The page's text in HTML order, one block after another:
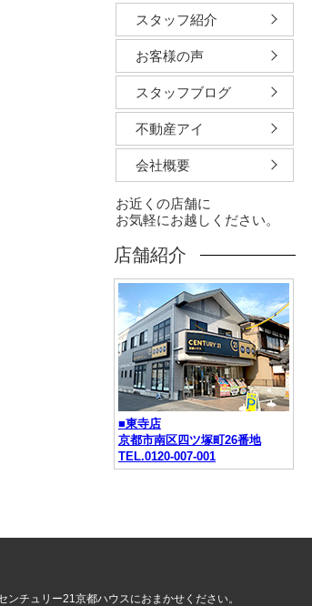
スタッフ紹介
お客様の声
スタッフブログ
不動産アイ
会社概要
お近くの店舗に
お気軽にお越しください。
店舗紹介
■東寺店
京都市南区四ツ塚町26番地
TEL.0120-007-001
チュリー21京都ハウスにおまかせください。